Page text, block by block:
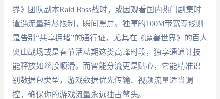
界》团队副本Raid Boss战时，或因观看国内热门剧集时
遭遇流量耗尽限制，瞬间黑屏。独享的100M带宽专线则
是告别“共享拥堵”的通行证，尤其在《魔兽世界》的百人
奥山战场或是春节活动期这类高峰时段，独享通道让技
能释放如丝般顺滑。而智能分流更是贴心，它能精准识
别数据包类型，游戏数据优先传输、视频流量适当调
控，确保你的游戏流量永远独占鳌头。